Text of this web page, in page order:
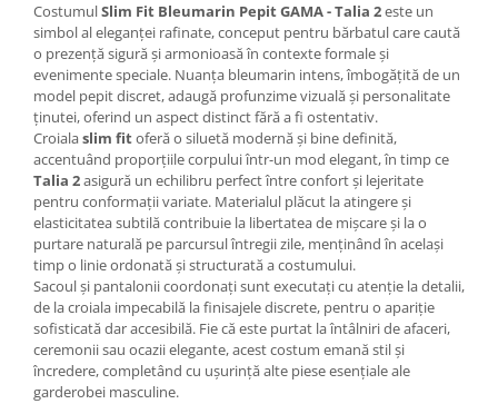
CostumulSlim Fit Bleumarin Pepit GAMA - Talia 2este un
simbol al eleganței rafinate, conceput pentru bărbatul care caută
o prezență sigură și armonioasă în contexte formale și
evenimente speciale. Nuanța bleumarin intens, îmbogățită de un
model pepit discret, adaugă profunzime vizuală și personalitate
ținutei, oferind un aspect distinct fără a fi ostentativ.
Croialaslim fitoferă o siluetă modernă și bine definită,
accentuând proporțiile corpului într-un mod elegant, în timp ce
Talia 2asigură un echilibru perfect între confort și lejeritate
pentru conformații variate. Materialul plăcut la atingere și
elasticitatea subtilă contribuie la libertatea de mișcare și la o
purtare naturală pe parcursul întregii zile, menținând în același
timp o linie ordonată și structurată a costumului.
Sacoul și pantalonii coordonați sunt executați cu atenție la detalii,
de la croiala impecabilă la finisajele discrete, pentru o apariție
sofisticată dar accesibilă. Fie că este purtat la întâlniri de afaceri,
ceremonii sau ocazii elegante, acest costum emană stil și
încredere, completând cu ușurință alte piese esențiale ale
garderobei masculine.